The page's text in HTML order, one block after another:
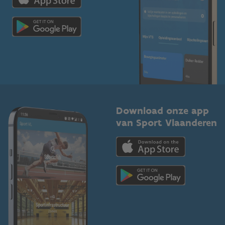
Topsporters
Download onze app
van Sport Vlaanderen